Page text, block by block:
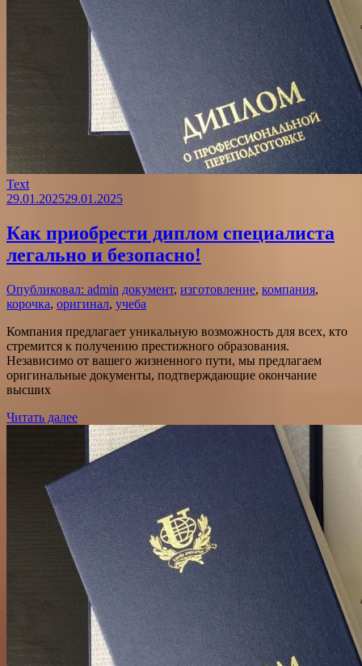
Text
29.01.202529.01.2025
Как приобрести диплом специалиста
легально и безопасно!
Опубликовал: admin документ, изготовление, компания,
корочка, оригинал, учеба
Компания предлагает уникальную возможность для всех, кто
стремится к получению престижного образования.
Независимо от вашего жизненного пути, мы предлагаем
оригинальные документы, подтверждающие окончание
высших
Читать далее